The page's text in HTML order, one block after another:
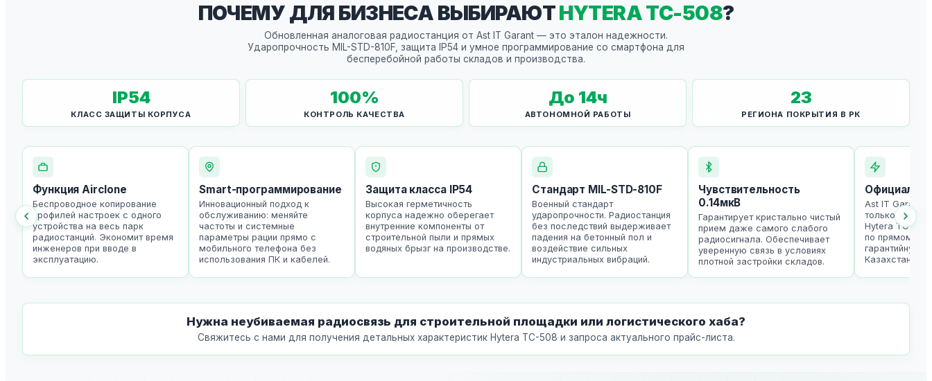
ПОЧЕМУ ДЛЯ БИЗНЕСА ВЫБИРАЮТHYTERA TC-508?
Обновленная аналоговая радиостанция от Ast IT Garant — это эталон надежности.
Ударопрочность MIL-STD-810F, защита IP54 и умное программирование со смартфона для
бесперебойной работы складов и производства.
IP54
КЛАСС ЗАЩИТЫ КОРПУСА
100%
КОНТРОЛЬ КАЧЕСТВА
До 14ч
АВТОНОМНОЙ РАБОТЫ
23
РЕГИОНА ПОКРЫТИЯ В РК
Функция Airclone
Беспроводное копирование
профилей настроек с одного
устройства на весь парк
радиостанций. Экономит время
инженеров при вводе в
эксплуатацию.
Smart-программирование
Инновационный подход к
обслуживанию: меняйте
частоты и системные
параметры рации прямо с
мобильного телефона без
использования ПК и кабелей.
Защита класса IP54
Высокая герметичность
корпуса надежно оберегает
внутренние компоненты от
строительной пыли и прямых
водяных брызг на производстве.
Стандарт MIL-STD-810F
Военный стандарт
ударопрочности. Радиостанция
без последствий выдерживает
падения на бетонный пол и
воздействие сильных
индустриальных вибраций.
Чувствительность
0.14мкВ
Гарантирует кристально чистый
прием даже самого слабого
радиосигнала. Обеспечивает
уверенную связь в условиях
плотной застройки складов.
Ast IT Garant
только
Hytera TC-
по прямому
гарантийную
Казахстане.
Нужна неубиваемая радиосвязь для строительной площадки или логистического хаба?
Свяжитесь с нами для получения детальных характеристик Hytera TC-508 и запроса актуального прайс-листа.